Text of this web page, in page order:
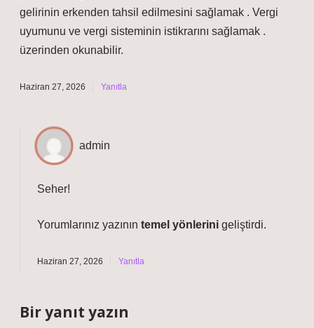
gelirinin erkenden tahsil edilmesini sağlamak . Vergi
uyumunu ve vergi sisteminin istikrarını sağlamak .
üzerinden okunabilir.
Haziran 27, 2026 Yanıtla
admin
Seher!
Yorumlarınız yazının temel yönlerini geliştirdi.
Haziran 27, 2026 Yanıtla
Bir yanıt yazın